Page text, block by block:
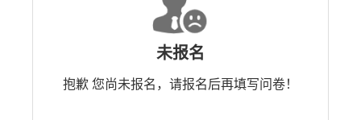
未报名
抱歉 您尚未报名，请报名后再填写问卷！